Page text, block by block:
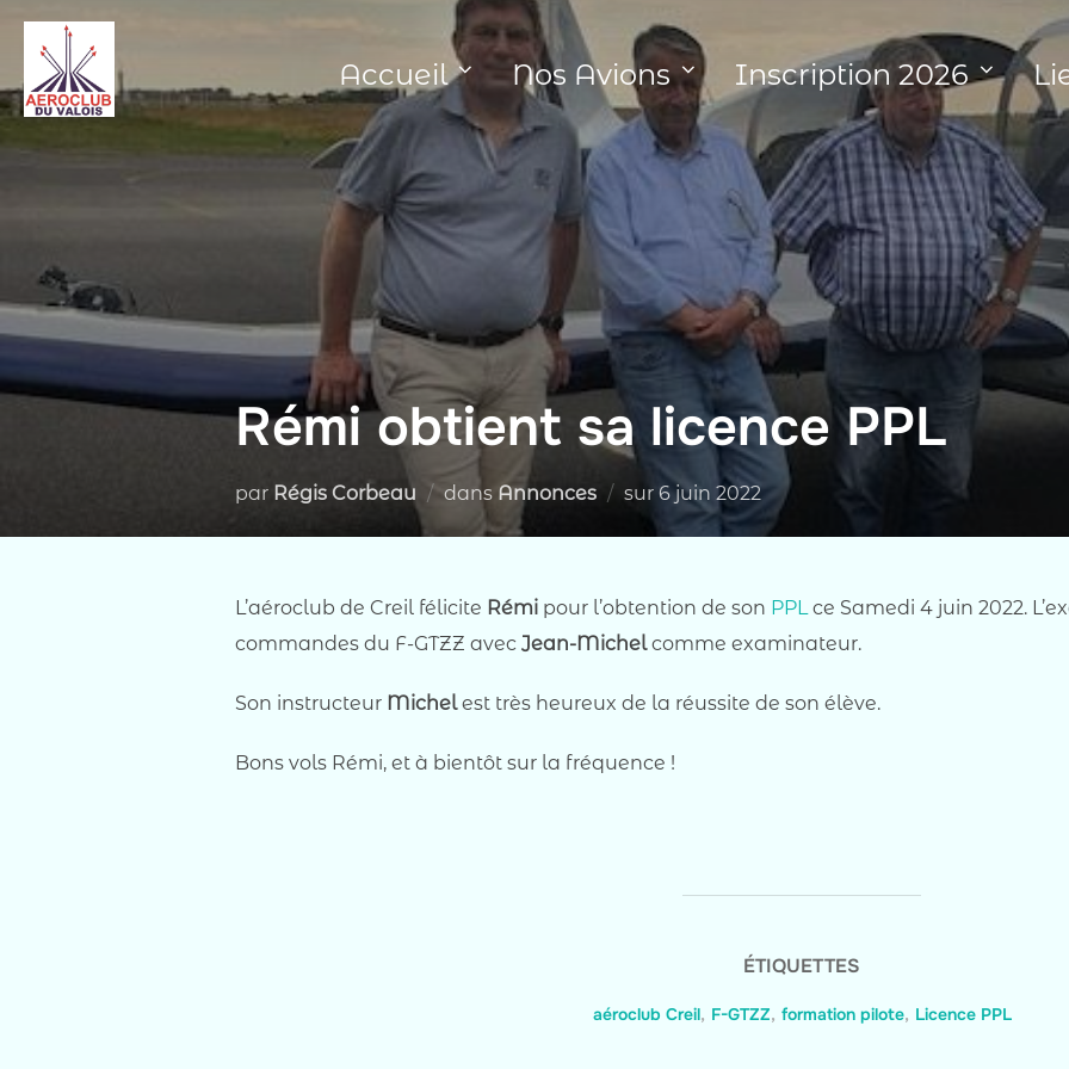
contenu
Accueil Nos Avions Inscription 2026
Rémi obtient sa licence PPL
par Régis Corbeau dans Annonces sur Publié
6 juin 2022
L’aéroclub de Creil félicite Rémi pour l’obtention de son PPLce Samedi 4 juin 2022.
commandes du F-GTZZ avec Jean-Michelcomme examinateur.
Son instructeur Michelest très heureux de la réussite de son élève.
Bons vols Rémi, et à bientôt sur la fréquence !
ÉTIQUETTES
aéroclub Creil, F-GTZZ, formation pilote, Licence PPL